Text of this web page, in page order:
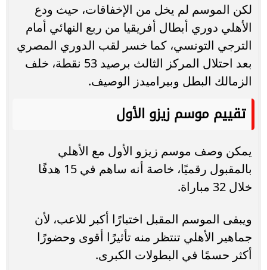
لكن الموسم لم يخل من الإخفاقات، حيث ودع
الأهلي دوري أبطال أفريقيا من ربع النهائي أمام
الترجي التونسي، كما خسر لقب الدوري المصري
بعد احتلال المركز الثالث برصيد 53 نقطة، خلف
الزمالك البطل وبيراميدز الوصيف.
تقييم موسم زيزو الأول
يمكن وصف موسم زيزو الأول مع الأهلي
بالمقبول رقميًا، خاصة أنه ساهم في 15 هدفًا
خلال 32 مباراة.
ويبقى الموسم المقبل اختبارًا أكبر للاعب، لأن
جماهير الأهلي تنتظر منه تأثيرًا أقوى وحضورًا
أكثر حسمًا في البطولات الكبرى.